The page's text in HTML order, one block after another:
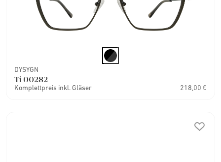
DYSYGN
Ti 00282
Komplettpreis inkl. Gläser 218,00 €